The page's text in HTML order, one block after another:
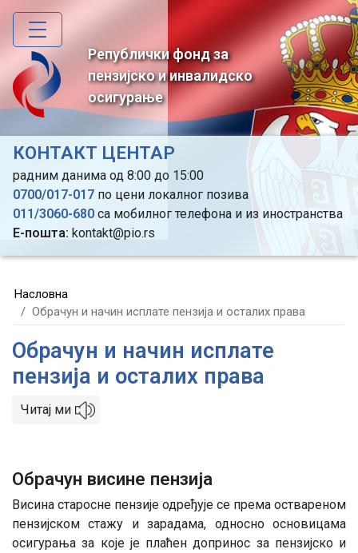
Skip
main
content
Републички фонд за
пензијско и инвалидско
осигурање
КОНТАКТ ЦЕНТАР
радним данима од 8:00 до 15:00
0700/017-017 по цени локалног позива
011/3060-680 са мобилног телефона и из иностранства
Е-пошта: kontakt@pio.rs
Насловна
Обрачун и начин исплате пензија и осталих права
Обрачун и начин исплате
пензија и осталих права
Читај ми
Обрачун висине пензија
Висина старосне пензије одређује се према оствареном
пензијском стажу и зарадама, односно основицама
осигурања за које је плаћен допринос за пензијско и